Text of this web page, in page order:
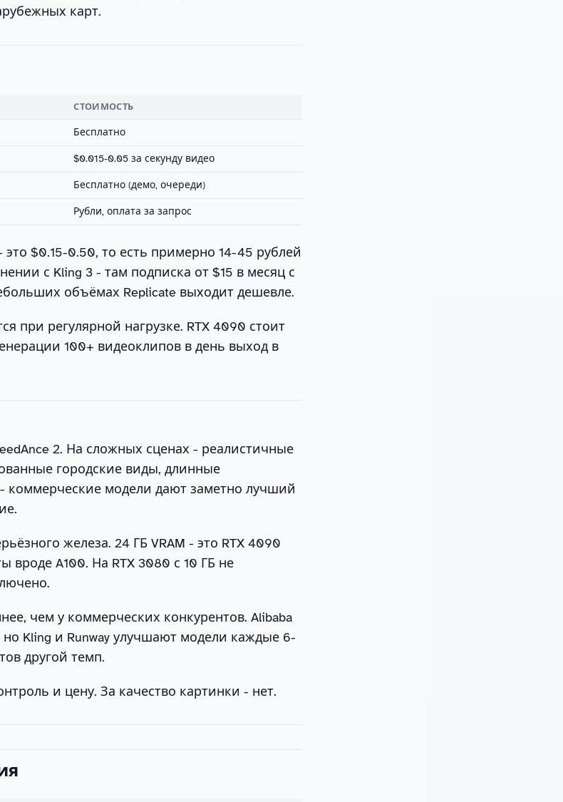
карт.
СТОИМОСТЬ
Бесплатно
$0.015-0.05 за секунду видео
Бесплатно (демо, очереди)
Рубли, оплата за запрос
это $0.15-0.50, то есть примерно 14-45 рублей
с Kling 3 - там подписка от $15 в месяц с
объёмах Replicate выходит дешевле.
при регулярной нагрузке. RTX 4090 стоит
100+ видеоклипов в день выход в
2. На сложных сценах - реалистичные
городские виды, длинные
коммерческие модели дают заметно лучший
железа. 24 ГБ VRAM - это RTX 4090
вроде A100. На RTX 3080 с 10 ГБ не
чем у коммерческих конкурентов. Alibaba
Kling и Runway улучшают модели каждые 6-
другой темп.
и цену. За качество картинки - нет.